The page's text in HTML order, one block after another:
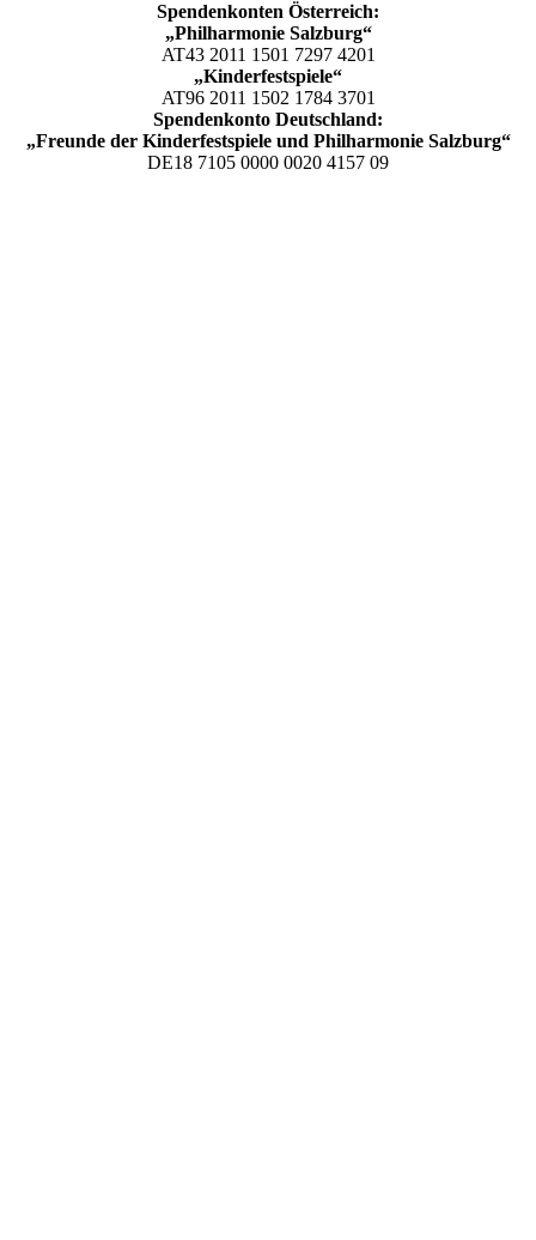
Spendenkonten Österreich:
„Philharmonie Salzburg“
AT43 2011 1501 7297 4201
„Kinderfestspiele“
AT96 2011 1502 1784 3701
Spendenkonto Deutschland:
„Freunde der Kinderfestspiele und Philharmonie Salzburg“
DE18 7105 0000 0020 4157 09